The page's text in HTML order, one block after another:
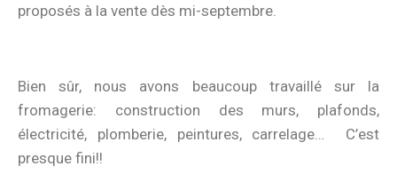
proposés à la vente dès mi-septembre.
Bien sûr, nous avons beaucoup travaillé sur la
fromagerie: construction des murs, plafonds,
électricité, plomberie, peintures, carrelage… C’est
presque fini!!